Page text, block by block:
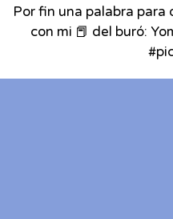
Por fin una palabra
con mi 📕 del buró: